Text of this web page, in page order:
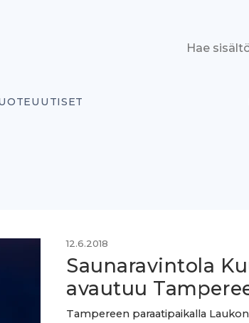
12.6.2018
Saunaravintola
avautuu
Tampereen paraatipaikalla